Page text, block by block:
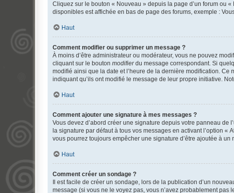
Cliquez sur le bouton « Nouveau » depuis la page d’un forum ou
disponibles est affichée en bas de page des forums, exemple :
Haut
Comment modifier ou supprimer un message ?
À moins d’être administrateur ou modérateur, vous ne pouvez
cliquant sur le bouton modifierdu message correspondant. Si
modifié ainsi que la date et l’heure de la dernière modification.
indiquant qu’ils ont modifié le message de leur propre initiative.
Haut
Comment ajouter une signature à mes messages ?
Vous devez d’abord créer une signature depuis votre panneau de
la signature par défaut à tous vos messages en activant l’option
vous pourrez toujours empêcher une signature d’être ajoutée à
Haut
Comment créer un sondage ?
Il est facile de créer un sondage, lors de la publication d’un
message (si vous ne le voyez pas, vous n’avez probablement